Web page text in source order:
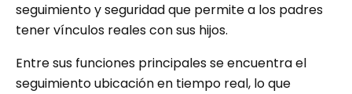
seguimiento y seguridad que permite a los padres
tener vínculos reales con sus hijos.
Entre sus funciones principales se encuentra el
seguimiento ubicación en tiempo real, lo que